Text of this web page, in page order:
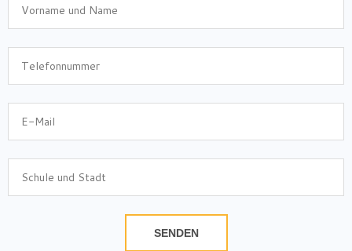
SENDEN